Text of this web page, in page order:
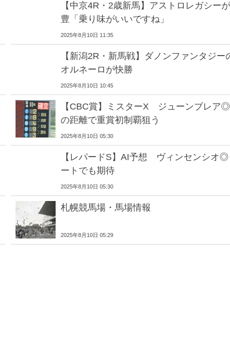
【中京4R・2歳新馬】アストロレガシー
豊「乗り味がいいですね」
2025年8月10日 11:35
【新潟2R・新馬戦】ダノンファンタジー
オルネーロが快勝
2025年8月10日 10:45
【CBC賞】ミスターX ジューンブレ
の距離で重賞初制覇狙う
2025年8月10日 05:30
【レパードS】AI予想 ヴィンセンシ
ートでも期待
2025年8月10日 05:30
札幌競馬場・馬場情報
2025年8月10日 05:29